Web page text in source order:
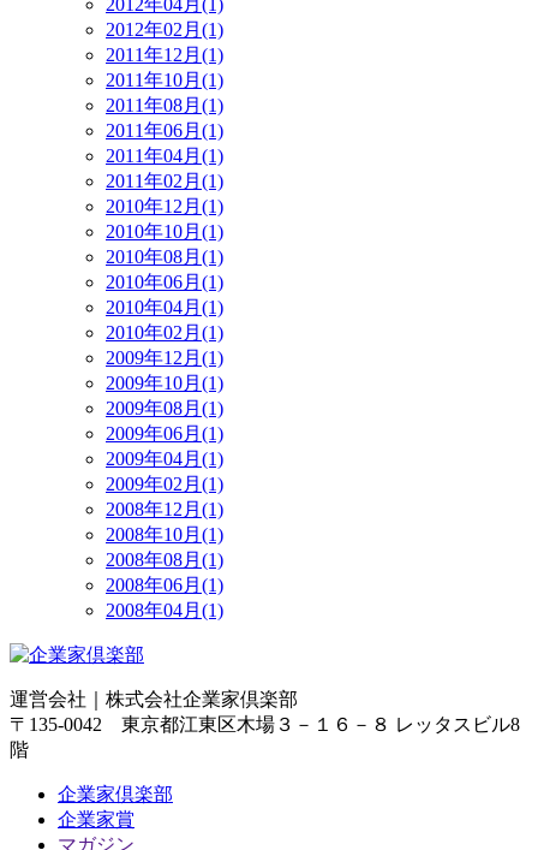
2012年04月(1)
2012年02月(1)
2011年12月(1)
2011年10月(1)
2011年08月(1)
2011年06月(1)
2011年04月(1)
2011年02月(1)
2010年12月(1)
2010年10月(1)
2010年08月(1)
2010年06月(1)
2010年04月(1)
2010年02月(1)
2009年12月(1)
2009年10月(1)
2009年08月(1)
2009年06月(1)
2009年04月(1)
2009年02月(1)
2008年12月(1)
2008年10月(1)
2008年08月(1)
2008年06月(1)
2008年04月(1)
運営会社｜ 株式会社企業家倶楽部
〒135-0042 東京都江東区木場３－１６－８ レッタスビル8
階
企業家倶楽部
企業家賞
マガジン